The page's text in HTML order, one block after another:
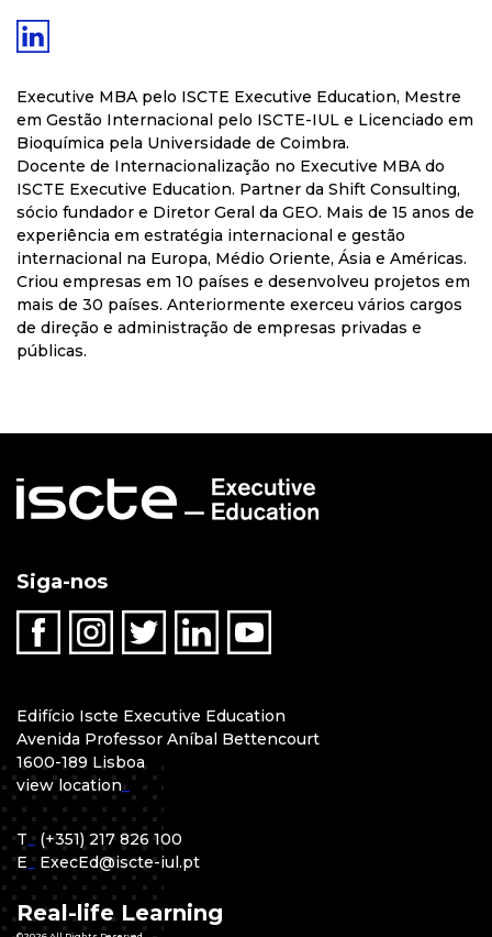
Executive MBA pelo ISCTE Executive Education, Mestre
em Gestão Internacional pelo ISCTE-IUL e Licenciado em
Bioquímica pela Universidade de Coimbra.
Docente de Internacionalização no Executive MBA do
ISCTE Executive Education. Partner da Shift Consulting,
sócio fundador e Diretor Geral da GEO. Mais de 15 anos de
experiência em estratégia internacional e gestão
internacional na Europa, Médio Oriente, Ásia e Américas.
Criou empresas em 10 países e desenvolveu projetos em
mais de 30 países. Anteriormente exerceu vários cargos
de direção e administração de empresas privadas e
públicas.
Siga-nos
Edifício Iscte Executive Education
Avenida Professor Aníbal Bettencourt
1600-189 Lisboa
view location_
T _ (+351) 217 826 100
E _ ExecEd@iscte-iul.pt
Real-life Learning